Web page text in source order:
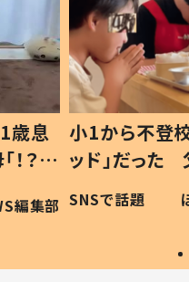
歳息
？」
編集部
小1から不登
ッド」だった
作り続ける
#令和の子
SNSで話題